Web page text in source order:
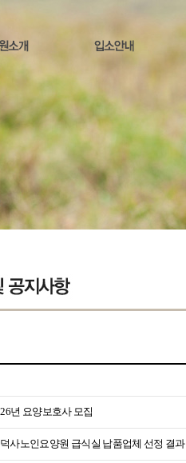
년 요양보호사 모집
사노인요양원 급식실 납품업체 선정 결과